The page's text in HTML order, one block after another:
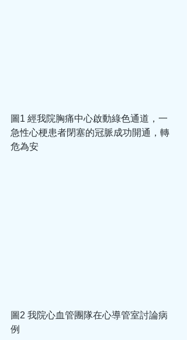
圖1 經我院胸痛中心啟動綠色通道，一
急性心梗患者閉塞的冠脈成功開通，轉
危為安
圖2 我院心血管團隊在心導管室討論病
例